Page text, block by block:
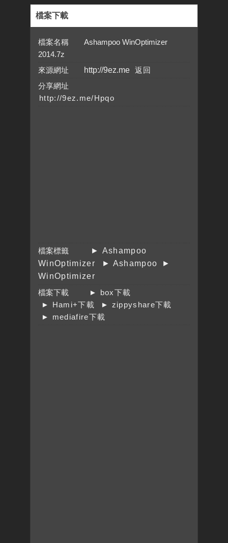
檔案下載
檔案名稱 Ashampoo WinOptimizer
2014.7z
來源網址
http://9ez.me
分享網址
檔案標籤
► Ashampoo
WinOptimizer
► Ashampoo
►
WinOptimizer
檔案下載